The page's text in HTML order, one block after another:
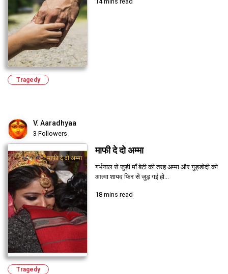
Tragedy
V. Aaradhyaa
3 Followers
माफी दे दो अम्मा
गर्भनाल से जुड़ी माँ बेटी की तरह अम्मा और गुड्डोदी की
आत्मा शायद फिर से जुड़ गई हो...
18 mins read
Tragedy